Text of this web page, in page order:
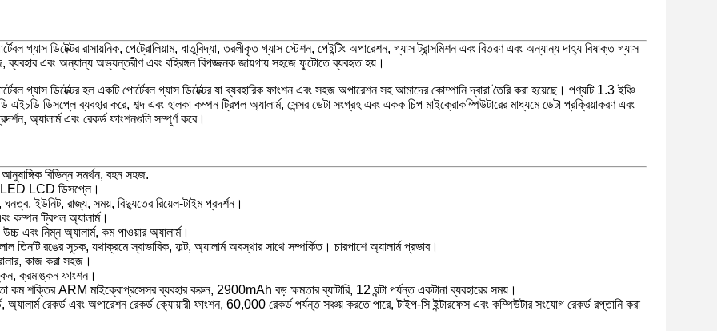
গ্যাস ডিটেক্টর রাসায়নিক, পেট্রোলিয়াম, ধাতুবিদ্যা, তরলীকৃত গ্যাস স্টেশন, পেইন্টিং অপারেশন, গ্যাস ট্রান্সমিশন এবং বিতরণ এবং অন্যান্য দাহ্য বিষাক্ত গ্যাস
ব্যবহার এবং অন্যান্য অভ্যন্তরীণ এবং বহিরঙ্গন বিপজ্জনক জায়গায় সহজে ফুটোতে ব্যবহৃত হয়।
গ্যাস ডিটেক্টর হল একটি পোর্টেবল গ্যাস ডিটেক্টর যা ব্যবহারিক ফাংশন এবং সহজ অপারেশন সহ আমাদের কোম্পানি দ্বারা তৈরি করা হয়েছে। পণ্যটি 1.3 ইঞ্চি
এইচডি ডিসপ্লে ব্যবহার করে, শব্দ এবং হালকা কম্পন ট্রিপল অ্যালার্ম, সেন্সর ডেটা সংগ্রহ এবং একক চিপ মাইক্রোকম্পিউটারের মাধ্যমে ডেটা প্রক্রিয়াকরণ এবং
অ্যালার্ম এবং রেকর্ড ফাংশনগুলি সম্পূর্ণ করে।
বিভিন্ন সমর্থন, বহন সহজ.
LCD ডিসপ্লে।
ইউনিট, রাজ্য, সময়, বিদ্যুতের রিয়েল-টাইম প্রদর্শন।
কম্পন ট্রিপল অ্যালার্ম।
এবং নিম্ন অ্যালার্ম, কম পাওয়ার অ্যালার্ম।
তিনটি রঙের সূচক, যথাক্রমে স্বাভাবিক, ফল্ট, অ্যালার্ম অবস্থার সাথে সম্পর্কিত। চারপাশে অ্যালার্ম প্রভাব।
কাজ করা সহজ।
ক্রমাঙ্কন ফাংশন।
কম শক্তির ARM মাইক্রোপ্রসেসর ব্যবহার করুন, 2900mAh বড় ক্ষমতার ব্যাটারি, 12 ঘন্টা পর্যন্ত একটানা ব্যবহারের সময়।
রেকর্ড এবং অপারেশন রেকর্ড ক্যোয়ারী ফাংশন, 60,000 রেকর্ড পর্যন্ত সঞ্চয় করতে পারে, টাইপ-সি ইন্টারফেস এবং কম্পিউটার সংযোগ রেকর্ড রপ্তানি করা